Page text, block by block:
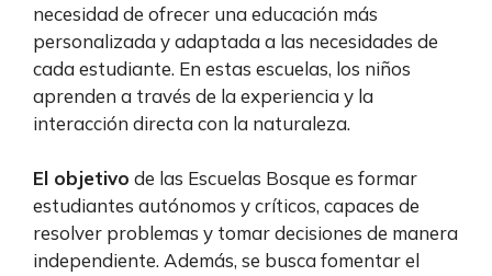
necesidad de ofrecer una educación más
personalizada y adaptada a las necesidades de
cada estudiante. En estas escuelas, los niños
aprenden a través de la experiencia y la
interacción directa con la naturaleza.
El objetivo de las Escuelas Bosque es formar
estudiantes autónomos y críticos, capaces de
resolver problemas y tomar decisiones de manera
independiente. Además, se busca fomentar el